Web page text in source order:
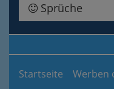
Sprüche
Startseite Werben